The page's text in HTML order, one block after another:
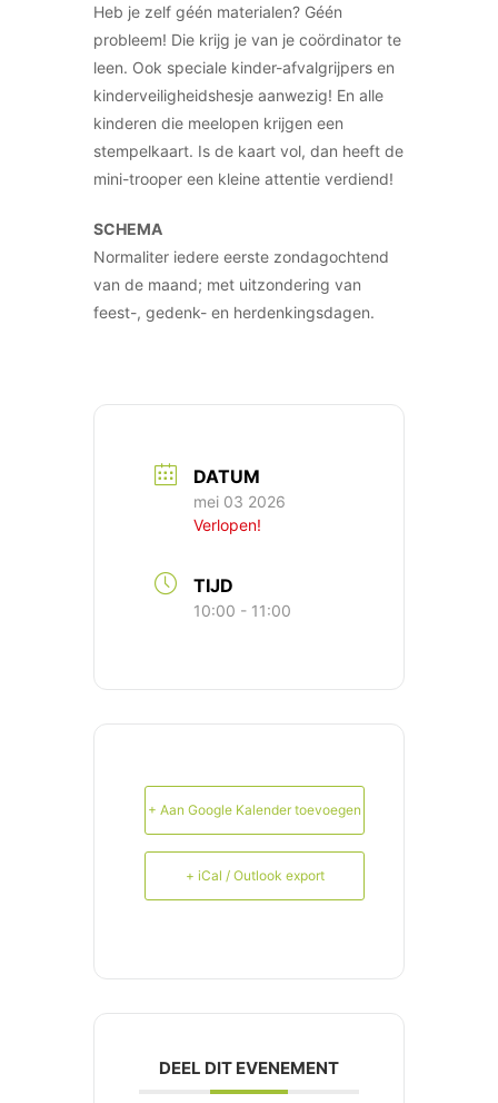
Heb je zelf géén materialen? Géén
probleem! Die krijg je van je coördinator te
leen. Ook speciale kinder-afvalgrijpers en
kinderveiligheidshesje aanwezig! En alle
kinderen die meelopen krijgen een
stempelkaart. Is de kaart vol, dan heeft de
mini-trooper een kleine attentie verdiend!
SCHEMA
Normaliter iedere eerste zondagochtend
van de maand; met uitzondering van
feest-, gedenk- en herdenkingsdagen.
DATUM
mei 03 2026
Verlopen!
TIJD
10:00 - 11:00
+ Aan Google Kalender toevoegen
+ iCal / Outlook export
DEEL DIT EVENEMENT